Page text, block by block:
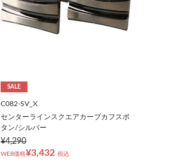
SALE
C082-SV_X
センターラインスクエアカーブカフスボ
タン/シルバー
¥4,290
WEB価格¥3,432 税込